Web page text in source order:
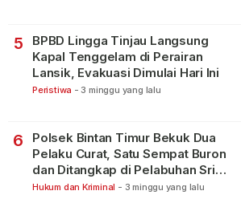
5
BPBD Lingga Tinjau Langsung
Kapal Tenggelam di Perairan
Lansik, Evakuasi Dimulai Hari Ini
Peristiwa - 3 minggu yang lalu
6
Polsek Bintan Timur Bekuk Dua
Pelaku Curat, Satu Sempat Buron
dan Ditangkap di Pelabuhan Sri
Bintan Pura
Hukum dan Kriminal - 3 minggu yang lalu